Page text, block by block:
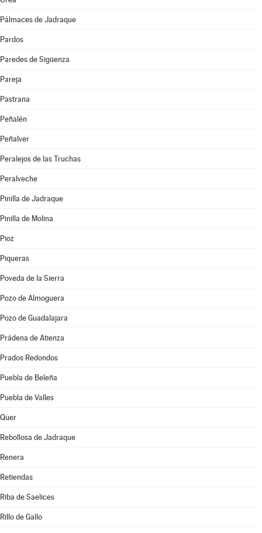
Pálmaces de Jadraque
Pardos
Paredes de Sigüenza
Pareja
Pastrana
Peñalén
Peñalver
Peralejos de las Truchas
Peralveche
Pinilla de Jadraque
Pinilla de Molina
Pioz
Piqueras
Poveda de la Sierra
Pozo de Almoguera
Pozo de Guadalajara
Prádena de Atienza
Prados Redondos
Puebla de Beleña
Puebla de Valles
Quer
Rebollosa de Jadraque
Renera
Retiendas
Riba de Saelices
Rillo de Gallo